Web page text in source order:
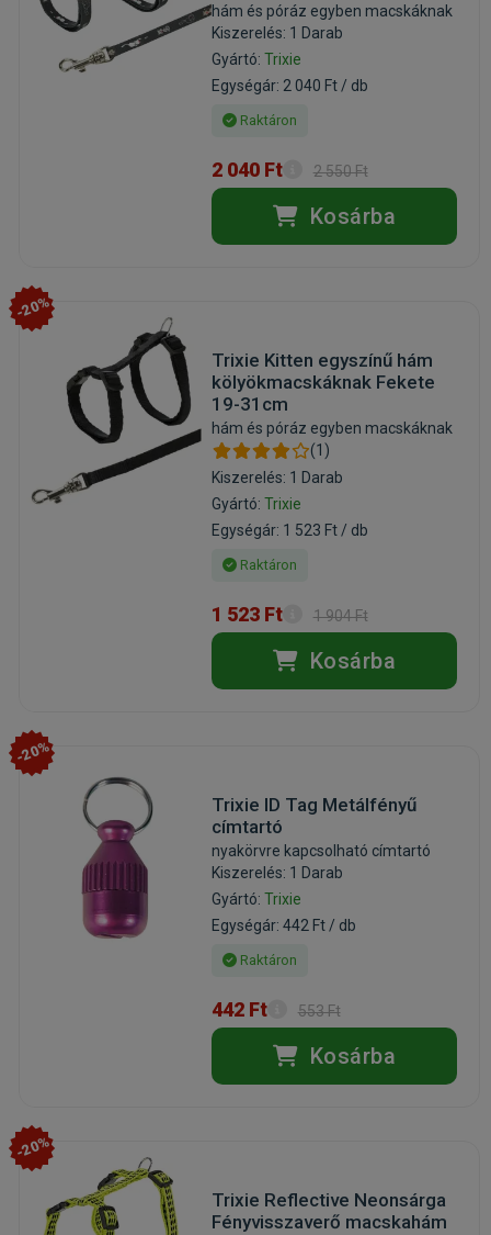
hám és póráz egyben macskáknak
Kiszerelés: 1 Darab
Gyártó: Trixie
Egységár: 2 040 Ft / db
Raktáron
2 040 Ft 2 550 Ft
Kosárba
-20%
Trixie Kitten egyszínű hám
kölyökmacskáknak Fekete
19-31cm
hám és póráz egyben macskáknak
(1)
Kiszerelés: 1 Darab
Gyártó: Trixie
Egységár: 1 523 Ft / db
Raktáron
1 523 Ft 1 904 Ft
Kosárba
-20%
Trixie ID Tag Metálfényű
címtartó
nyakörvre kapcsolható címtartó
Kiszerelés: 1 Darab
Gyártó: Trixie
Egységár: 442 Ft / db
Raktáron
442 Ft 553 Ft
Kosárba
-20%
Trixie Reflective Neonsárga
Fényvisszaverő macskahám